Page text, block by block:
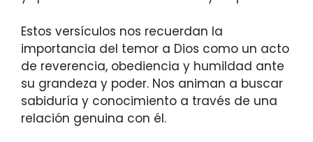
Estos versículos nos recuerdan la
importancia del temor a Dios como un acto
de reverencia, obediencia y humildad ante
su grandeza y poder. Nos animan a buscar
sabiduría y conocimiento a través de una
relación genuina con él.